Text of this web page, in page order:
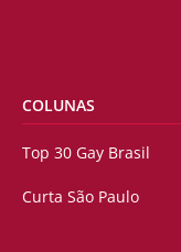
COLUNAS
Top 30 Gay Brasil
Curta São Paulo